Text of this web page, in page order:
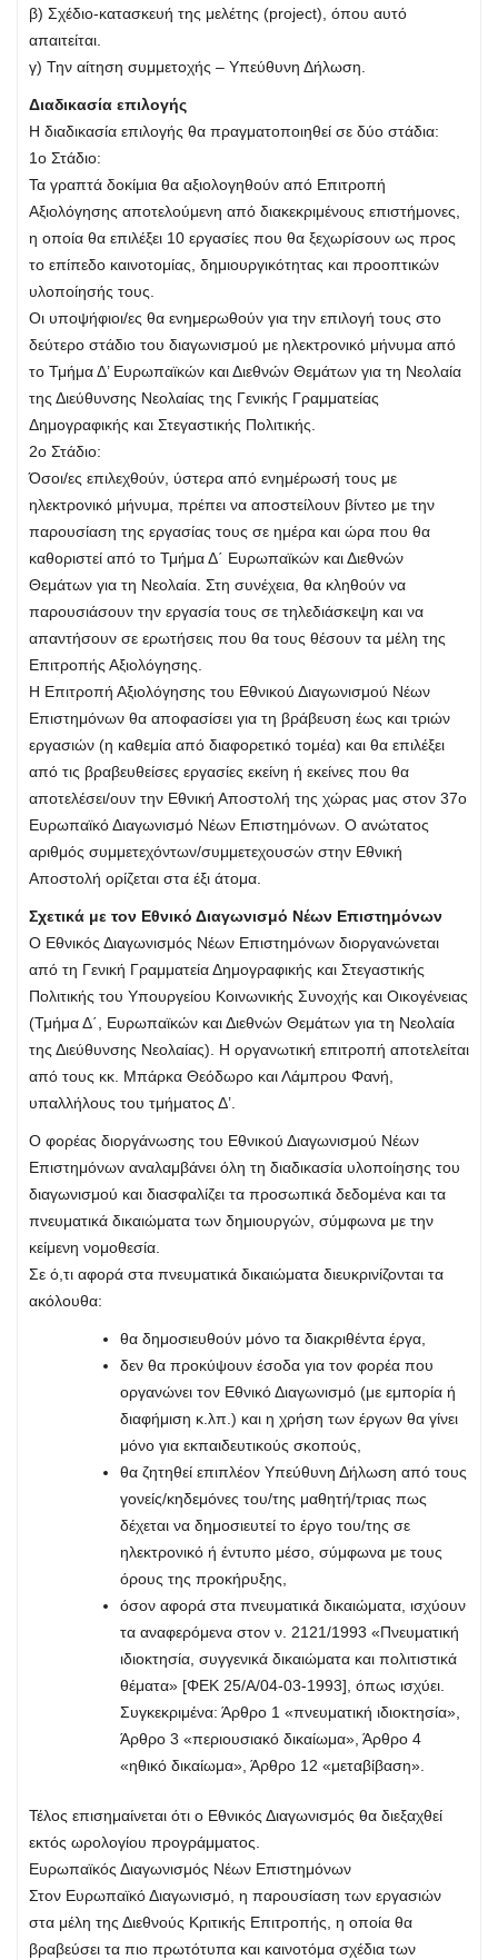
β) Σχέδιο-κατασκευή της μελέτης (project), όπου αυτό
απαιτείται.
γ) Την αίτηση συμμετοχής – Υπεύθυνη Δήλωση.
Διαδικασία επιλογής
Η διαδικασία επιλογής θα πραγματοποιηθεί σε δύο στάδια:
1ο Στάδιο:
Τα γραπτά δοκίμια θα αξιολογηθούν από Επιτροπή
Αξιολόγησης αποτελούμενη από διακεκριμένους επιστήμονες,
η οποία θα επιλέξει 10 εργασίες που θα ξεχωρίσουν ως προς
το επίπεδο καινοτομίας, δημιουργικότητας και προοπτικών
υλοποίησής τους.
Οι υποψήφιοι/ες θα ενημερωθούν για την επιλογή τους στο
δεύτερο στάδιο του διαγωνισμού με ηλεκτρονικό μήνυμα από
το Τμήμα Δ’ Ευρωπαϊκών και Διεθνών Θεμάτων για τη Νεολαία
της Διεύθυνσης Νεολαίας της Γενικής Γραμματείας
Δημογραφικής και Στεγαστικής Πολιτικής.
2ο Στάδιο:
Όσοι/ες επιλεχθούν, ύστερα από ενημέρωσή τους με
ηλεκτρονικό μήνυμα, πρέπει να αποστείλουν βίντεο με την
παρουσίαση της εργασίας τους σε ημέρα και ώρα που θα
καθοριστεί από το Τμήμα Δ΄ Ευρωπαϊκών και Διεθνών
Θεμάτων για τη Νεολαία. Στη συνέχεια, θα κληθούν να
παρουσιάσουν την εργασία τους σε τηλεδιάσκεψη και να
απαντήσουν σε ερωτήσεις που θα τους θέσουν τα μέλη της
Επιτροπής Αξιολόγησης.
Η Επιτροπή Αξιολόγησης του Εθνικού Διαγωνισμού Νέων
Επιστημόνων θα αποφασίσει για τη βράβευση έως και τριών
εργασιών (η καθεμία από διαφορετικό τομέα) και θα επιλέξει
από τις βραβευθείσες εργασίες εκείνη ή εκείνες που θα
αποτελέσει/ουν την Εθνική Αποστολή της χώρας μας στον 37ο
Ευρωπαϊκό Διαγωνισμό Νέων Επιστημόνων. Ο ανώτατος
αριθμός συμμετεχόντων/συμμετεχουσών στην Εθνική
Αποστολή ορίζεται στα έξι άτομα.
Σχετικά με τον Εθνικό Διαγωνισμό Νέων Επιστημόνων
Ο Εθνικός Διαγωνισμός Νέων Επιστημόνων διοργανώνεται
από τη Γενική Γραμματεία Δημογραφικής και Στεγαστικής
Πολιτικής του Υπουργείου Κοινωνικής Συνοχής και Οικογένειας
(Τμήμα Δ΄, Ευρωπαϊκών και Διεθνών Θεμάτων για τη Νεολαία
της Διεύθυνσης Νεολαίας). Η οργανωτική επιτροπή αποτελείται
από τους κκ. Μπάρκα Θεόδωρο και Λάμπρου Φανή,
υπαλλήλους του τμήματος Δ’.
Ο φορέας διοργάνωσης του Εθνικού Διαγωνισμού Νέων
Επιστημόνων αναλαμβάνει όλη τη διαδικασία υλοποίησης του
διαγωνισμού και διασφαλίζει τα προσωπικά δεδομένα και τα
πνευματικά δικαιώματα των δημιουργών, σύμφωνα με την
κείμενη νομοθεσία.
Σε ό,τι αφορά στα πνευματικά δικαιώματα διευκρινίζονται τα
ακόλουθα:
θα δημοσιευθούν μόνο τα διακριθέντα έργα,
δεν θα προκύψουν έσοδα για τον φορέα που
οργανώνει τον Εθνικό Διαγωνισμό (με εμπορία ή
διαφήμιση κ.λπ.) και η χρήση των έργων θα γίνει
μόνο για εκπαιδευτικούς σκοπούς,
θα ζητηθεί επιπλέον Υπεύθυνη Δήλωση από τους
γονείς/κηδεμόνες του/της μαθητή/τριας πως
δέχεται να δημοσιευτεί το έργο του/της σε
ηλεκτρονικό ή έντυπο μέσο, σύμφωνα με τους
όρους της προκήρυξης,
όσον αφορά στα πνευματικά δικαιώματα, ισχύουν
τα αναφερόμενα στον ν. 2121/1993 «Πνευματική
ιδιοκτησία, συγγενικά δικαιώματα και πολιτιστικά
θέματα» [ΦΕΚ 25/Α/04-03-1993], όπως ισχύει.
Συγκεκριμένα: Άρθρο 1 «πνευματική ιδιοκτησία»,
Άρθρο 3 «περιουσιακό δικαίωμα», Άρθρο 4
«ηθικό δικαίωμα», Άρθρο 12 «μεταβίβαση».
Τέλος επισημαίνεται ότι ο Εθνικός Διαγωνισμός θα διεξαχθεί
εκτός ωρολογίου προγράμματος.
Ευρωπαϊκός Διαγωνισμός Νέων Επιστημόνων
Στον Ευρωπαϊκό Διαγωνισμό, η παρουσίαση των εργασιών
στα μέλη της Διεθνούς Κριτικής Επιτροπής, η οποία θα
βραβεύσει τα πιο πρωτότυπα και καινοτόμα σχέδια των